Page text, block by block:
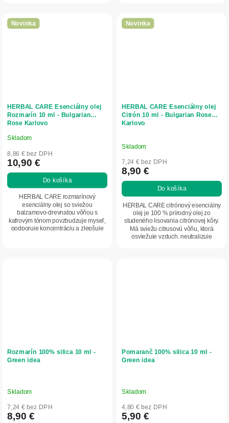
Novinka
HERBAL CARE Esenciálny olej
Rozmarín 10 ml - Bulgarian
Rose Karlovo
Priemerné
hodnotenie
produktu
je
5,0
hviezdičiek.
Skladom
8,86 € bez DPH
10,90 €
Do košíka
HERBAL CARE rozmarínový
esenciálny olej so sviežou
balzamovo-drevnatou vôňou s
kafrovým tónom povzbudzuje myseľ,
podporuje koncentráciu a zlepšuje
Novinka
HERBAL CARE Esenciálny olej
Citrón 10 ml - Bulgarian Rose
Karlovo
Skladom
7,24 € bez DPH
8,90 €
Do košíka
HERBAL CARE citrónový esenciálny
olej je 100 % prírodný olej zo
studeného lisovania citrónovej kôry.
Má sviežu citrusovú vôňu, ktorá
osviežuje vzduch, neutralizuje
Rozmarín 100% silica 10 ml -
Green idea
Skladom
7,24 € bez DPH
8,90 €
Pomaranč 100% silica 10 ml -
Green idea
Skladom
4,80 € bez DPH
5,90 €